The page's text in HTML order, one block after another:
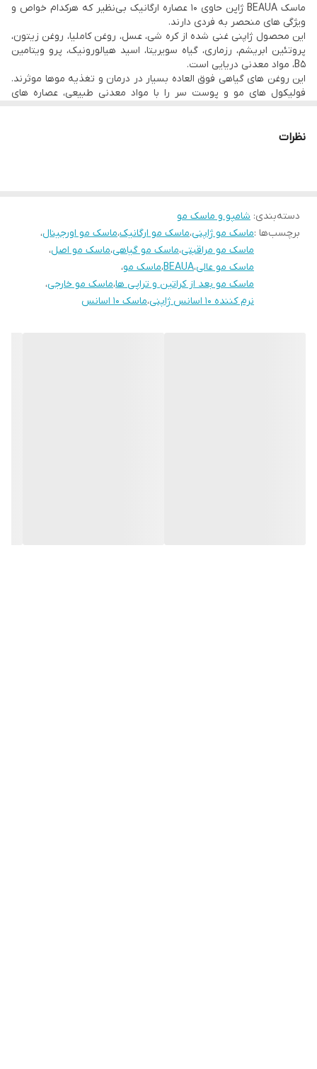
• بدون سولفات، پارابن و سیلیکون
• حجم ۷۰۰ میلی لیتر
• محصول کشور ژاپن
ماسک BEAUA ژاپن حاوی ۱۰ عصاره ارگانیک بی‌نظیر که هرکدام خواص و
ویژگی های منحصر به فردی دارند.
این محصول ژاپنی غنی شده از کره شی، عسل، روغن کاملیا، روغن زیتون،
پروتئین ابریشم، رزماری، گیاه سویریتا، اسید هیالورونیک، پرو ویتامین
B5، مواد معدنی دریایی است.
این روغن های گیاهی فوق العاده بسیار در درمان و تغذیه موها موثرند.
فولیکول های مو و پوست سر را با مواد معدنی طبیعی، عصاره های
- لطفا جهت مشاوره تلفنی با شماره ذیل تماس حاصل فرمایید.
نظرات
دسته‌بندی: شامپو و ماسک مو
برچسب‌ها :ماسک مو ژاپنی،ماسک مو ارگانیک،ماسک مو اورجینال،
ماسک مو مراقبتی،ماسک مو گیاهی،ماسک مو اصل،
ماسک مو عالی،BEAUA،ماسک مو،
ماسک مو بعد از کراتین و تراپی ها،ماسک مو خارجی،
نرم کننده ۱۰ اسانس ژاپنی
،ماسک ۱۰ اسانس